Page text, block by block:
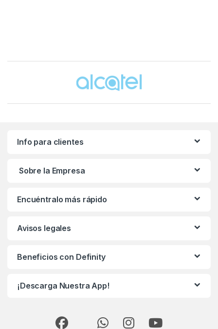
Brands Carousel
Info para clientes
Sobre la Empresa
Encuéntralo más rápido
Avisos legales
Beneficios con Definity
¡Descarga Nuestra App!